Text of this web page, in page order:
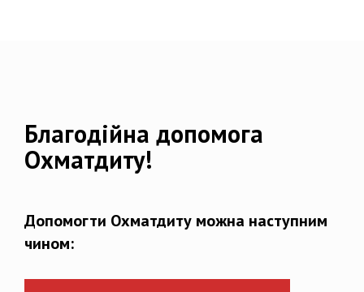
Благодійна допомога
Охматдиту!
Допомогти Охматдиту можна наступним
чином: